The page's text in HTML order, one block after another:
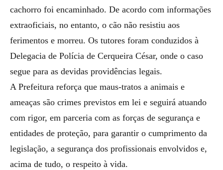
cachorro foi encaminhado. De acordo com informações
extraoficiais, no entanto, o cão não resistiu aos
ferimentos e morreu. Os tutores foram conduzidos à
Delegacia de Polícia de Cerqueira César, onde o caso
segue para as devidas providências legais.
A Prefeitura reforça que maus-tratos a animais e
ameaças são crimes previstos em lei e seguirá atuando
com rigor, em parceria com as forças de segurança e
entidades de proteção, para garantir o cumprimento da
legislação, a segurança dos profissionais envolvidos e,
acima de tudo, o respeito à vida.